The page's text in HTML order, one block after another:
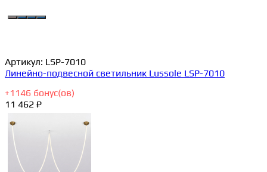
Артикул: LSP-7010
Линейно-подвесной светильник Lussole LSP-7010
+1146 бонус(ов)
11 462 ₽